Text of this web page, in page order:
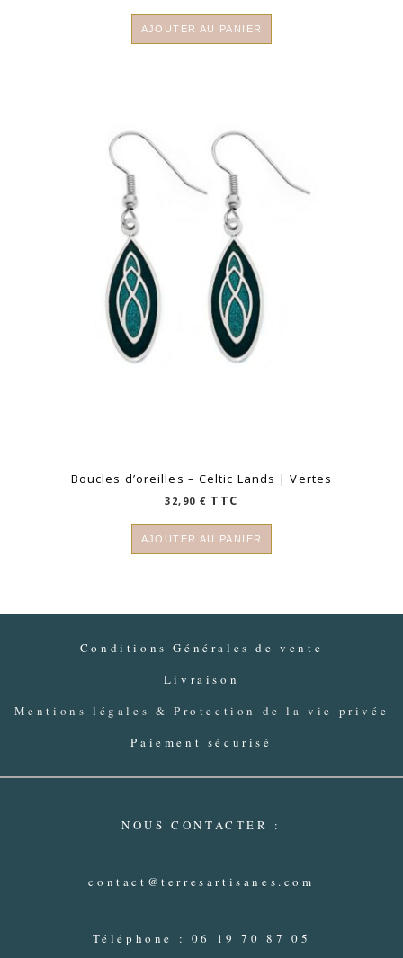
AJOUTER AU PANIER
Boucles d’oreilles – Celtic Lands | Vertes
32,90€ TTC
AJOUTER AU PANIER
Conditions Générales de vente
Livraison
Mentions légales & Protection de la vie privée
Paiement sécurisé
NOUS CONTACTER :
contact@terresartisanes.com
Téléphone : 06 19 70 87 05